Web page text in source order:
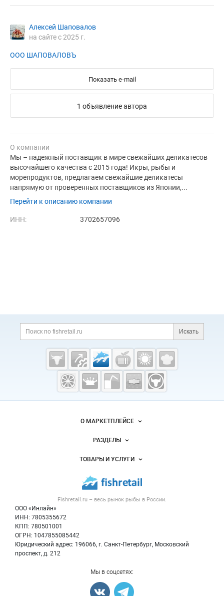
Алексей Шаповалов
на сайте с 2025 г.
ООО ШАПОВАЛОВЪ
Показать e-mail
1 объявление автора
О компании
Мы – надежный поставщик в мире свежайших деликатесов
высочайшего качества с 2015 года! Икры, рыбы и
морепродуктов, предлагаем свежайшие деликатесы
напрямую от проверенных поставщиков из Японии,...
Перейти к описанию компании
ИНН: 3702657096
Дополнительная информация
Поиск по сайту и
Искать
Cсылки на полезные проекты
Fishretail.ru —
рыба,
морепродукты
Важные разделы и контакты
Fishretail.ru – весь рынок рыбы в России.
ООО «Инлайн»
ИНН: 7805355672
КПП: 780501001
ОГРН: 1047855085442
Юридический адрес: 196066, г. Санкт-Петербург, Московский
проспект, д. 212
Навигация по сайтуО МАРКЕТПЛЕЙСЕ
Новости Fishretail.ru
Размещение рекламы
Публичная оферта
Контактная информация
Политика обработки персональных данных
РАЗДЕЛЫ
Объявления
Новости рынка
Блог
ТОВАРЫ И УСЛУГИ
Рыба
Икра
Мы в соцсетях: